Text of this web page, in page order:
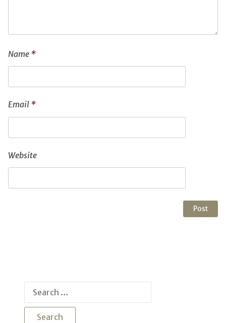
Name *
Email *
Website
Search